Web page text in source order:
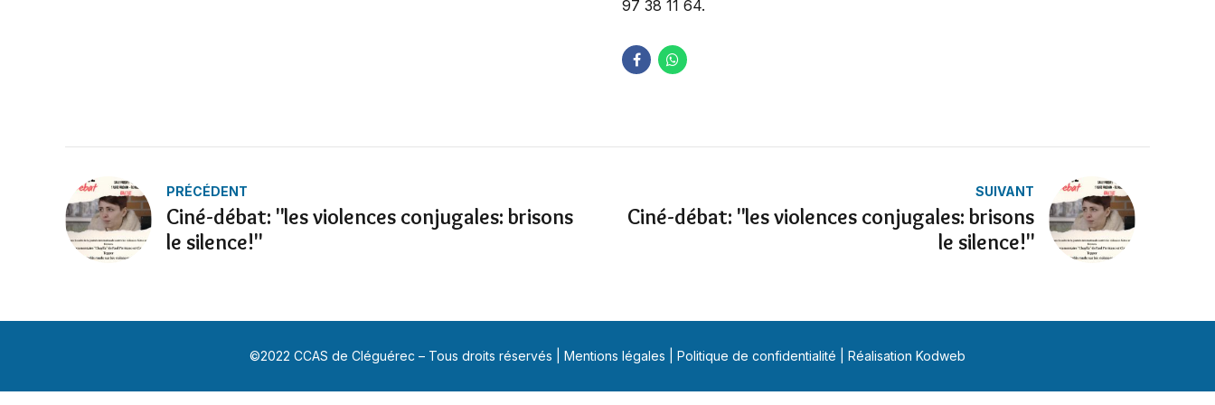
97 38 11 64.
PRÉCÉDENT
Ciné-débat: "les violences conjugales: brisons
le silence!"
SUIVANT
Ciné-débat: "les violences conjugales: brisons
le silence!"
©2022 CCAS de Cléguérec – Tous droits réservés | Mentions légales Politique de confidentialité | Réalisation Kodweb